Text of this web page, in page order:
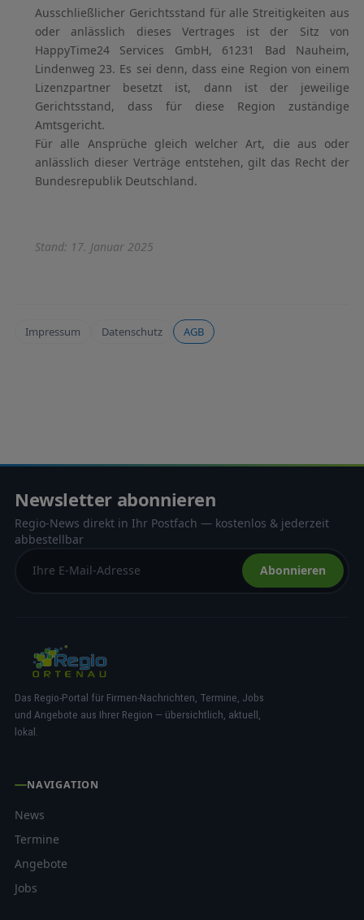
Ausschließlicher Gerichtsstand für alle Streitigkeiten aus
oder anlässlich dieses Vertrages ist der Sitz von
HappyTime24 Services GmbH, 61231 Bad Nauheim,
Lindenweg 23. Es sei denn, dass eine Region von einem
Lizenzpartner besetzt ist, dann ist der jeweilige
Gerichtsstand, dass für diese Region zuständige
Amtsgericht.
Für alle Ansprüche gleich welcher Art, die aus oder
anlässlich dieser Verträge entstehen, gilt das Recht der
Bundesrepublik Deutschland.
Stand: 17. Januar 2025
Impressum Datenschutz AGB
Newsletter abonnieren
Regio-News direkt in Ihr Postfach — kostenlos & jederzeit
abbestellbar
Abonnieren
Das Regio-Portal für Firmen-Nachrichten, Termine, Jobs
und Angebote aus Ihrer Region — übersichtlich, aktuell,
lokal.
NAVIGATION
News
Termine
Angebote
Jobs